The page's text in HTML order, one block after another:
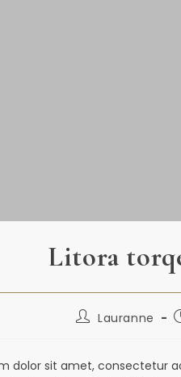
Litora
Lauranne
dolor sit amet, consectetur